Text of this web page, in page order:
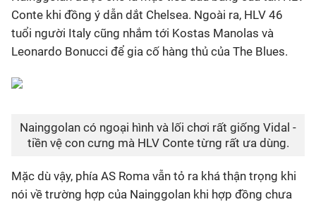
Conte khi đồng ý dẫn dắt Chelsea. Ngoài ra, HLV 46
tuổi người Italy cũng nhắm tới Kostas Manolas và
Leonardo Bonucci để gia cố hàng thủ của The Blues.
Nainggolan có ngoại hình và lối chơi rất giống Vidal -
tiền vệ con cưng mà HLV Conte từng rất ưa dùng.
Mặc dù vậy, phía AS Roma vẫn tỏ ra khá thận trọng khi
nói về trường hợp của Nainggolan khi hợp đồng chưa